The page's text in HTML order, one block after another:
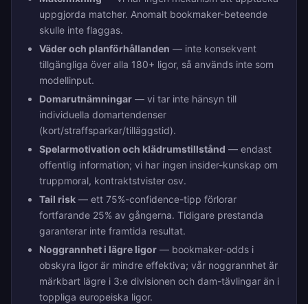
uppgjorda matcher. Anomalt bookmaker-beteende
skulle inte flaggas.
Väder och planförhållanden — inte konsekvent
tillgängliga över alla 180+ ligor, så används inte som
modellinput.
Domarutnämningar — vi tar inte hänsyn till
individuella domartendenser
(kort/straffsparkar/tilläggstid).
Spelarmotivation och klädrumstillstånd — endast
offentlig information; vi har ingen insider-kunskap om
truppmoral, kontraktstvister osv.
Tail risk — ett 75%-confidence-tipp förlorar
fortfarande 25% av gångerna. Tidigare prestanda
garanterar inte framtida resultat.
Noggrannhet i lägre ligor — bookmaker-odds i
obskyra ligor är mindre effektiva; vår noggrannhet är
märkbart lägre i 3:e divisionen och dam-tävlingar än i
toppliga europeiska ligor.